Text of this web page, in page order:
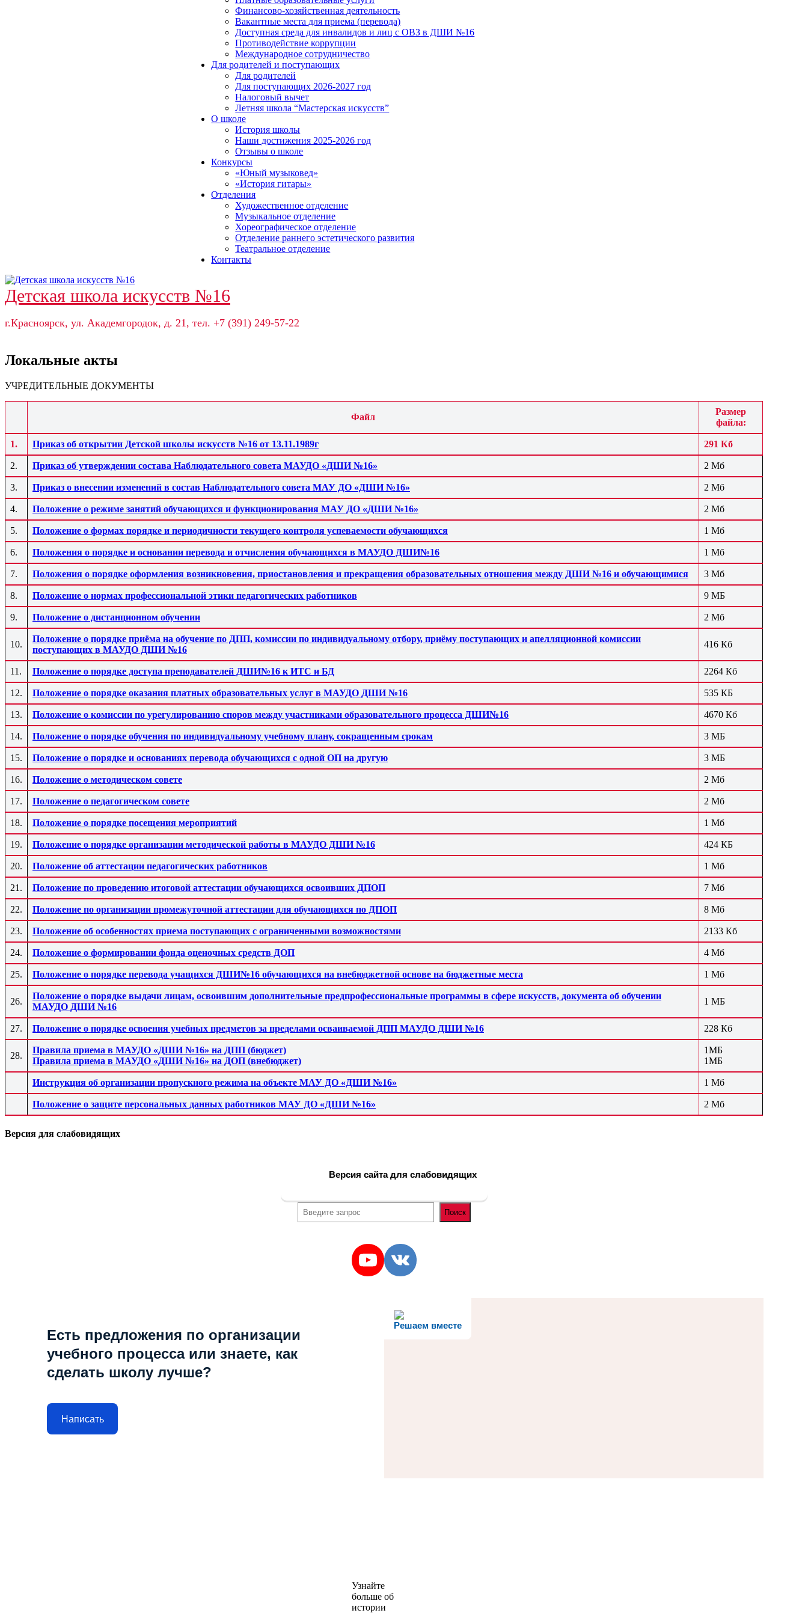
Финансово-хозяйственная деятельность
Вакантные места для приема (перевода)
Доступная среда для инвалидов и лиц с ОВЗ в ДШИ №16
Противодействие коррупции
Международное сотрудничество
Для родителей и поступающих
Для родителей
Для поступающих 2026-2027 год
Налоговый вычет
Летняя школа “Мастерская искусств”
О школе
История школы
Наши достижения 2025-2026 год
Отзывы о школе
Конкурсы
«Юный музыковед»
«История гитары»
Отделения
Художественное отделение
Музыкальное отделение
Хореографическое отделение
Отделение раннего эстетического развития
Театральное отделение
Контакты
Детская школа искусств №16
г.Красноярск, ул. Академгородок, д. 21, тел. +7 (391) 249-57-22
Локальные акты
УЧРЕДИТЕЛЬНЫЕ ДОКУМЕНТЫ
Файл
Размер
файла:
1. Приказ об открытии Детской школы искусств №16 от 13.11.1989г 291 Кб
2. Приказ об утверждении состава Наблюдательного совета МАУДО «ДШИ №16» 2 Мб
3. Приказ о внесении изменений в состав Наблюдательного совета МАУ ДО «ДШИ №16» 2 Мб
4. Положение о режиме занятий обучающихся и функционирования МАУ ДО «ДШИ №16» 2 Мб
5. Положение о формах порядке и периодичности текущего контроля успеваемости обучающихся 1 Мб
6. Положения о порядке и основании перевода и отчисления обучающихся в МАУДО ДШИ№16 1 Мб
7. Положения о порядке оформления возникновения, приостановления и прекращения образовательных отношения между ДШИ №16 и обучающимися 3 Мб
8. Положение о нормах профессиональной этики педагогических работников 9 МБ
9. Положение о дистанционном обучении 2 Мб
10.
Положение о порядке приёма на обучение по ДПП, комиссии по индивидуальному отбору, приёму поступающих и апелляционной комиссии
поступающих в МАУДО ДШИ №16
416 Кб
11. Положение о порядке доступа преподавателей ДШИ№16 к ИТС и БД 2264 Кб
12. Положение о порядке оказания платных образовательных услуг в МАУДО ДШИ №16 535 КБ
13. Положение о комиссии по урегулированию споров между участниками образовательного процесса ДШИ№16 4670 Кб
14. Положение о порядке обучения по индивидуальному учебному плану, сокращенным срокам 3 МБ
15. Положение о порядке и основаниях перевода обучающихся с одной ОП на другую 3 МБ
16. Положение о методическом совете 2 Мб
17. Положение о педагогическом совете 2 Мб
18. Положение о порядке посещения мероприятий 1 Мб
19. Положение о порядке организации методической работы в МАУДО ДШИ №16 424 КБ
20. Положение об аттестации педагогических работников 1 Мб
21. Положение по проведению итоговой аттестации обучающихся освоивших ДПОП 7 Мб
22. Положение по организации промежуточной аттестации для обучающихся по ДПОП 8 Мб
23. Положение об особенностях приема поступающих с ограниченными возможностями 2133 Кб
24. Положение о формировании фонда оценочных средств ДОП 4 Мб
25. Положение о порядке перевода учащихся ДШИ№16 обучающихся на внебюджетной основе на бюджетные места 1 Мб
26.
Положение о порядке выдачи лицам, освоившим дополнительные предпрофессиональные программы в сфере искусств, документа об обучении
МАУДО ДШИ №16
1 МБ
27. Положение о порядке освоения учебных предметов за пределами осваиваемой ДПП МАУДО ДШИ №16 228 Кб
28.
Правила приема в МАУДО «ДШИ №16» на ДПП (бюджет)
Правила приема в МАУДО «ДШИ №16» на ДОП (внебюджет)
1МБ
1МБ
Инструкция об организации пропускного режима на объекте МАУ ДО «ДШИ №16» 1 Мб
Положение о защите персональных данных работников МАУ ДО «ДШИ №16» 2 Мб
Версия для слабовидящих
Версия сайта для слабовидящих
Поиск
YouTube
VK
Решаем вместе
Есть предложения по организации
учебного процесса или знаете, как
сделать школу лучше?
Написать
Узнайте
больше об
истории